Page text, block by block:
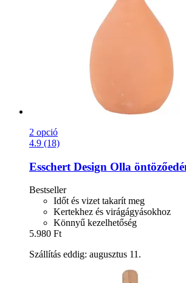
2 opció
4.9 (18)
Esschert Design Olla
Bestseller
Időt és vizet takarít meg
Kertekhez és virágágyásokhoz
Könnyű kezelhetőség
5.980 Ft
Szállítás eddig: augusztus 11.